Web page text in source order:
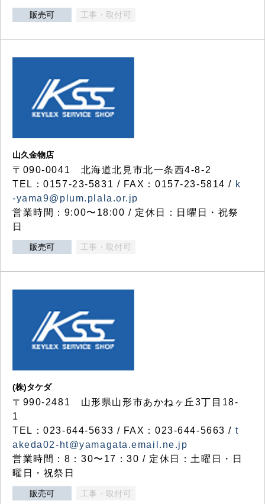
販売可 工事・取付可
山久金物店
〒090-0041 北海道北見市北一条西4-8-2
TEL：0157-23-5831 / FAX：0157-23-5814 / k
-yama9@plum.plala.or.jp
営業時間：9:00〜18:00 / 定休日：日曜日・祝祭
日
販売可 工事・取付可
(株)タケダ
〒990-2481 山形県山形市あかねヶ丘3丁目18-
1
TEL：023-644-5633 / FAX：023-644-5663 / t
akeda02-ht@yamagata.email.ne.jp
営業時間：8：30〜17：30 / 定休日：土曜日・日
曜日・祝祭日
販売可 工事・取付可